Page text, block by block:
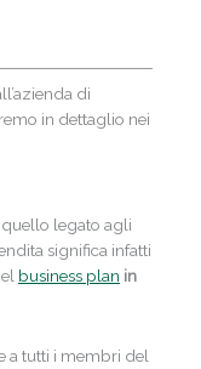
di
in dettaglio nei
legato agli
significa infatti
business plan in
a tutti i membri del